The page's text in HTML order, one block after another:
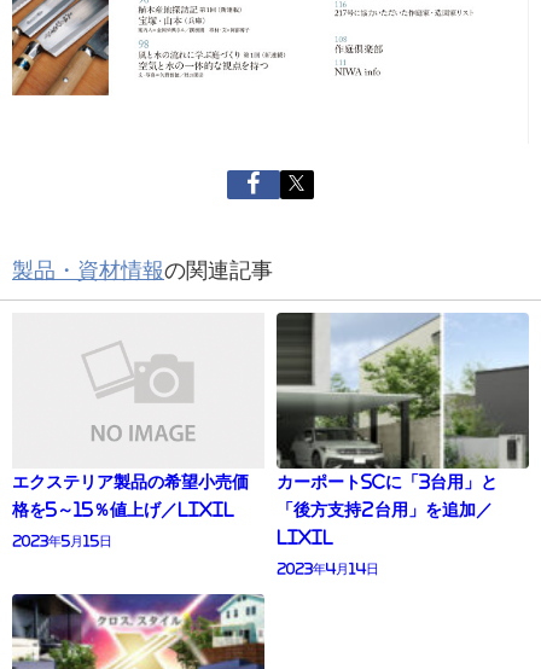
製品・資材情報の関連記事
エクステリア製品の希望小売価
格を5～15％値上げ／LIXIL
2023年5月15日
カーポートSCに「3台用」と
「後方支持2台用」を追加／
LIXIL
2023年4月14日